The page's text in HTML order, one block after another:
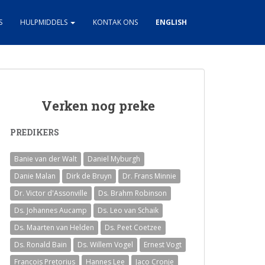
HULPMIDDELS KONTAK ONS ENGLISH
Verken nog preke
PREDIKERS
Banie van der Walt
Daniel Myburgh
Danie Malan
Dirk de Bruyn
Dr. Frans Minnie
Dr. Victor d'Assonville
Ds. Brahm Robinson
Ds. Johannes Aucamp
Ds. Leo van Schaik
Ds. Maarten van Helden
Ds. Peet Coetzee
Ds. Ronald Bain
Ds. Willem Vogel
Ernest Vogt
Francois Pretorius
Hannes Lee Jaco Cronje